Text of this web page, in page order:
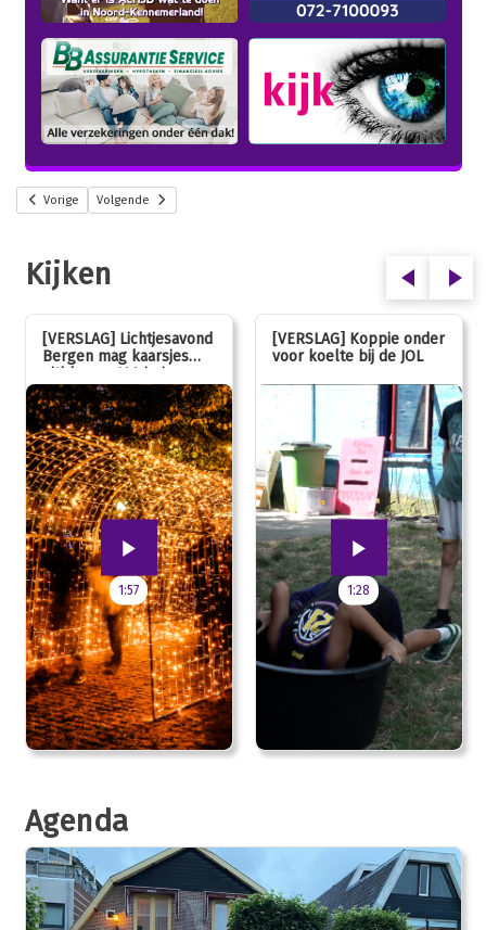
Vorige Volgende
Kijken
[VERSLAG] Lichtjesavond
Bergen mag kaarsjes
uitblazen: 100 jarig
jubileum!
1:57
[VERSLAG] Koppie onder
voor koelte bij de JOL
1:28
Agenda